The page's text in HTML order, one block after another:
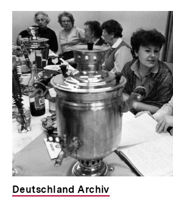
Deutschland Archiv